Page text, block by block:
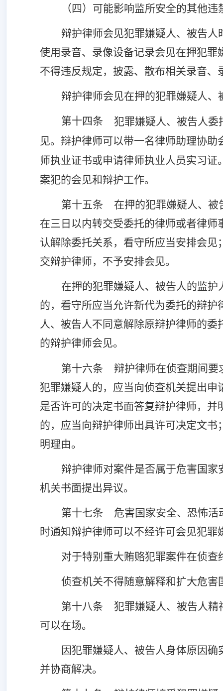
（四）可能影响监所安全的其他违
辩护律师会见犯罪嫌疑人、被告
使用录音、录像设备记录会见在押犯
不得违反规定，披露、散布相关录音、
辩护律师会见在押的犯罪嫌疑人
第十四条
犯罪嫌疑人、被告人
见。辩护律师可以带一名律师助理协
师执业证书或申请律师执业人员实习
案犯的会见和辩护工作。
第十五条
在押的犯罪嫌疑人、
在三日以内转交受委托的律师或者律
认解除委托关系，看守所应当安排会
交辩护律师，不予安排会见。
在押的犯罪嫌疑人、被告人的监
的，看守所应当允许新代为委托的辩
人、被告人不同意解除原辩护律师的
的辩护律师会见。
第十六条
辩护律师在侦查期间
犯罪嫌疑人的，应当向侦查机关提出
是否许可的决定书面答复辩护律师，
的，应当向辩护律师出具许可决定文
明理由。
辩护律师对案件是否属于危害国
机关书面提出异议。
第十七条
危害国家安全、恐怖
时通知辩护律师可以不经许可会见犯
对于特别重大贿赂犯罪案件在侦
侦查机关不得随意解释和扩大危
第十八条
犯罪嫌疑人、被告人
可以在场。
因犯罪嫌疑人、被告人身体原因
并协商解决。